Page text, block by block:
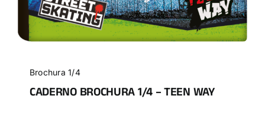
Brochura 1/4
CADERNO BROCHURA 1/4 – TEEN WAY